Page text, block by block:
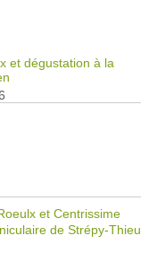
et dégustation à la
et Centrissime
de Strépy-Thieu